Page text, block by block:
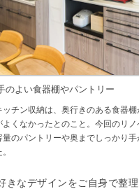
のよい食器棚やパントリー
ッチン収納は、奥行きのある食器
よくなかったとのこと。今回のリノ
量のパントリーや奥までしっかり手
きなデザインをご自身で整